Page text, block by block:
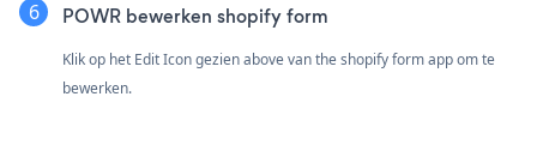
POWR bewerken shopify form
Klik op het Edit Icongezien above van the shopify form app om te
bewerken.